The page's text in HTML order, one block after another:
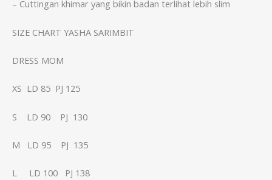
– Cuttingan khimar yang bikin badan terlihat lebih slim
SIZE CHART YASHA SARIMBIT
DRESS MOM
XS LD 85 PJ 125
S LD 90 PJ 130
M LD 95 PJ 135
L LD 100 PJ 138